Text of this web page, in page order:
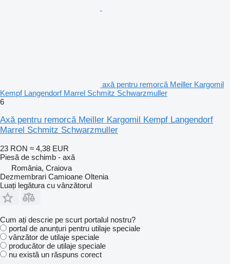
axă pentru remorcă Meiller Kargomil
Kempf Langendorf Marrel Schmitz Schwarzmuller
6
Axă pentru remorcă Meiller Kargomil Kempf Langendorf
Marrel Schmitz Schwarzmuller
23 RON ≈ 4,38 EUR
Piesă de schimb - axă
România, Craiova
Dezmembrari Camioane Oltenia
Luați legătura cu vânzătorul
Cum ați descrie pe scurt portalul nostru?
portal de anunțuri pentru utilaje speciale
vânzător de utilaje speciale
producător de utilaje speciale
nu există un răspuns corect